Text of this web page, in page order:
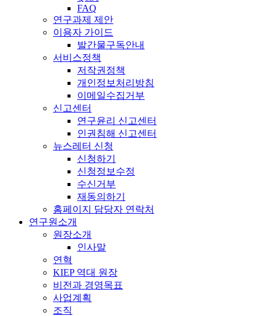
FAQ
연구과제 제안
이용자 가이드
발간물구독안내
서비스정책
저작권정책
개인정보처리방침
이메일수집거부
신고센터
연구윤리 신고센터
인권침해 신고센터
뉴스레터 신청
신청하기
신청정보수정
수신거부
재동의하기
홈페이지 담당자 연락처
연구원소개
원장소개
인사말
연혁
KIEP 역대 원장
비전과 경영목표
사업계획
조직